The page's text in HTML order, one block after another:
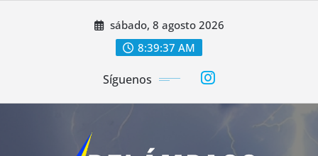
sábado, 8 agosto 2026
8:39:39 AM
Síguenos